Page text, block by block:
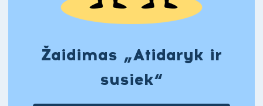
Žaidimas „Atidaryk ir
susiek“